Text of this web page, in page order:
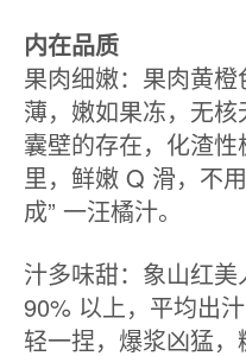
内在品质
果肉细嫩：果肉黄
薄，嫩如果冻，无
囊壁的存在，化渣
里，鲜嫩 Q 滑，不
成” 一汪橘汁。
汁多味甜：象山红
90% 以上，平均出
轻一捏，爆浆凶猛，